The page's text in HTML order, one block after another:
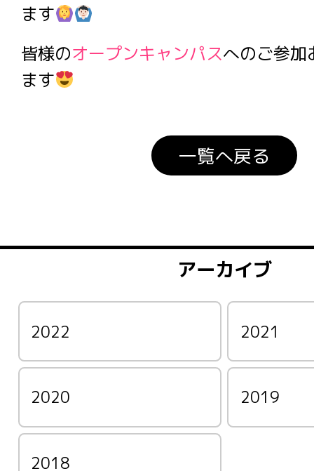
ます
皆様のオープンキャンパスへのご参加
ます
一覧へ戻る
アーカイブ
2022 2021
2020 2019
2018